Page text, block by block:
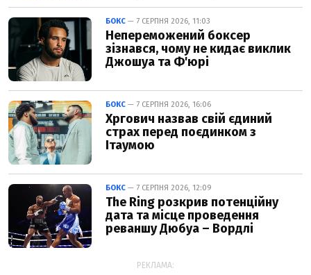
БОКС — 7 СЕРПНЯ 2026, 11:03
Непереможений боксер
зізнався, чому не кидає виклик
Джошуа та Ф'юрі
БОКС — 7 СЕРПНЯ 2026, 16:06
Хргович назвав свій єдиний
страх перед поєдинком з
Ітаумою
БОКС — 7 СЕРПНЯ 2026, 12:09
The Ring розкрив потенційну
дата та місце проведення
реваншу Дюбуа – Вордлі
РЕКЛАМА: